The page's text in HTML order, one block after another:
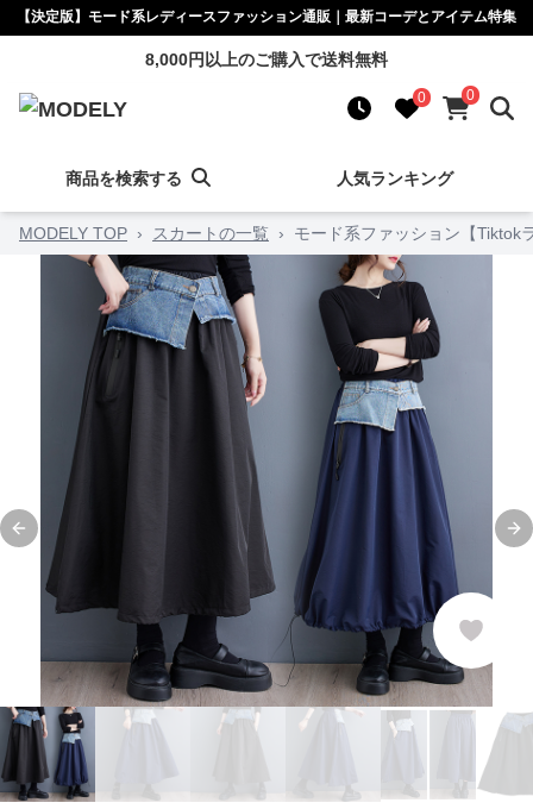
【決定版】モード系レディースファッション通販｜最新コーデとアイテム特集
8,000円以上のご購入で送料無料
0 0
商品を検索する 人気ランキング
MODELY TOP › スカートの一覧 › モード系ファッション【Tiktok
Previous slide